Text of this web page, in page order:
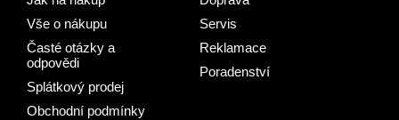
Vše o nákupu
Časté otázky a
odpovědi
Splátkový prodej
Obchodní podmínky
Servis
Reklamace
Poradenství